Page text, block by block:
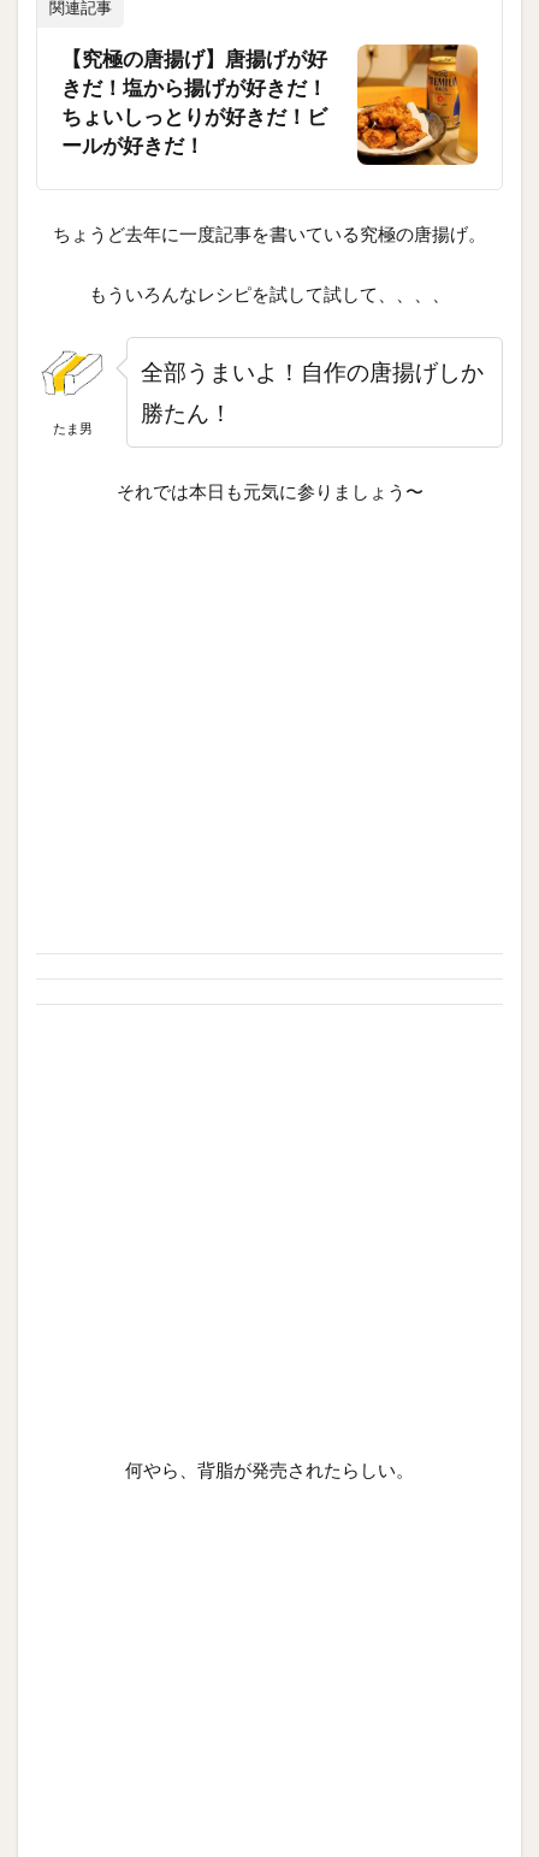
関連記事
【究極の唐揚げ】唐揚げが好
きだ！塩から揚げが好きだ！
ちょいしっとりが好きだ！ビ
ールが好きだ！
ちょうど去年に一度記事を書いている究極の唐揚げ。
もういろんなレシピを試して試して、、、、
たま男
全部うまいよ！自作の唐揚げしか
勝たん！
それでは本日も元気に参りましょう〜
何やら、背脂が発売されたらしい。